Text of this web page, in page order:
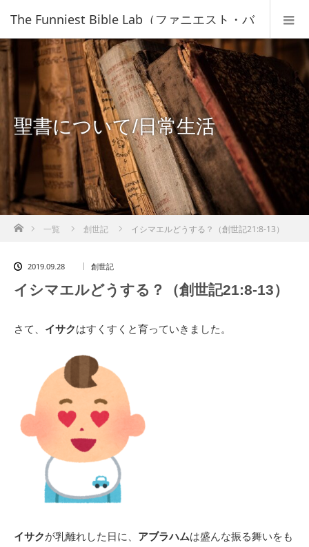
The Funniest Bible Lab（ファニエスト・バ
イブル・ラボ）｜キリスト教福音宣教会
聖書について/日常生活
ホーム一覧 創世記 イシマエルどうする？（創世記21:8-13）
2019.09.28 創世記
イシマエルどうする？（創世記21:8-13）
さて、 イサクはすくすくと育っていきました。
イサクが乳離れした日に、 アブラハムは盛んな振る舞いをも